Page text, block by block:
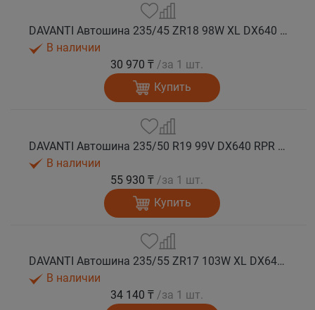
DAVANTI Автошина 235/45 ZR18 98W XL DX640 RPR лето (Таиланд)
В наличии
30 970 ₸ /за 1 шт.
Купить
DAVANTI Автошина 235/50 R19 99V DX640 RPR лето (Таиланд)
В наличии
55 930 ₸ /за 1 шт.
Купить
DAVANTI Автошина 235/55 ZR17 103W XL DX640 RPR лето
В наличии
34 140 ₸ /за 1 шт.